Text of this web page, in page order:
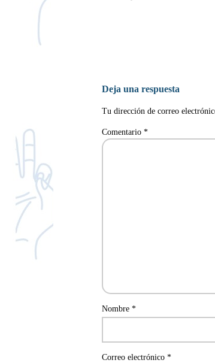
Deja una respuesta
Tu dirección de correo
Comentario *
Nombre *
Correo electrónico *